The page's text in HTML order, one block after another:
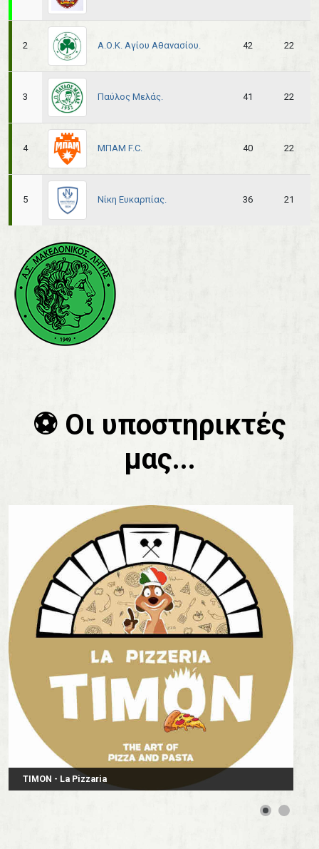
2 Α.Ο.Κ. Αγίου Αθανασίου. 42 22
3 Παύλος Μελάς. 41 22
4 ΜΠΑΜ F.C. 40 22
5 Νίκη Ευκαρπίας. 36 21
⚽️ Οι υποστηρικτές
μας...
TIMON - La Pizzaria